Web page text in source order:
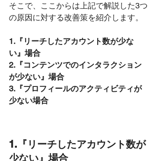
そこで、ここからは上記で解説した3つ
の原因に対する改善策を紹介します。
1.『リーチしたアカウント数が少な
い』場合
2.『コンテンツでのインタラクション
が少ない』場合
3.『プロフィールのアクティビティが
少ない場合
1.『リーチしたアカウント数が
少ない』場合